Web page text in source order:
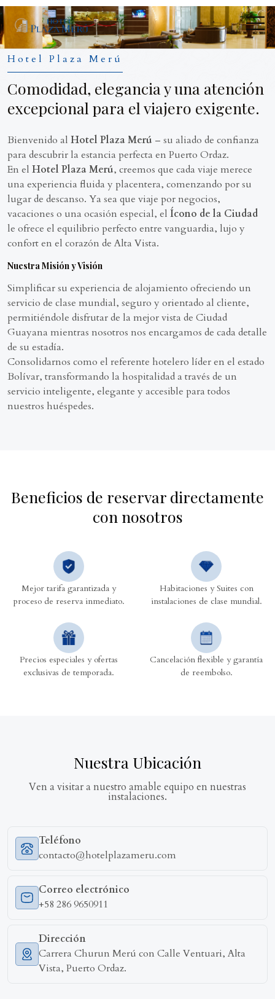
Hotel Plaza Merú
Comodidad, elegancia y una atención
excepcional para el viajero exigente.
Bienvenido al Hotel Plaza Merú – su aliado de confianza
para descubrir la estancia perfecta en Puerto Ordaz.
En el Hotel Plaza Merú, creemos que cada viaje merece
una experiencia fluida y placentera, comenzando por su
lugar de descanso. Ya sea que viaje por negocios,
vacaciones o una ocasión especial, el Ícono de la Ciudad
le ofrece el equilibrio perfecto entre vanguardia, lujo y
confort en el corazón de Alta Vista.
Nuestra Misión y Visión
Simplificar su experiencia de alojamiento ofreciendo un
servicio de clase mundial, seguro y orientado al cliente,
permitiéndole disfrutar de la mejor vista de Ciudad
Guayana mientras nosotros nos encargamos de cada detalle
de su estadía.
Consolidarnos como el referente hotelero líder en el estado
Bolívar, transformando la hospitalidad a través de un
servicio inteligente, elegante y accesible para todos
nuestros huéspedes.
Beneficios de reservar directamente
con nosotros
Mejor tarifa garantizada y
proceso de reserva inmediato.
Habitaciones y Suites con
instalaciones de clase mundial.
Precios especiales y ofertas
exclusivas de temporada.
Cancelación flexible y garantía
de reembolso.
Nuestra Ubicación
Ven a visitar a nuestro amable equipo en nuestras
instalaciones.
Teléfono
contacto@hotelplazameru.com
Correo electrónico
+58 286 9650911
Dirección
Carrera Churun Merú con Calle Ventuari, Alta
Vista, Puerto Ordaz.